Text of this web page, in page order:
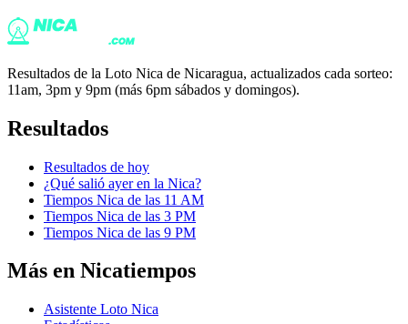
Resultados de la Loto Nica de Nicaragua, actualizados cada sorteo:
11am, 3pm y 9pm (más 6pm sábados y domingos).
Resultados
Resultados de hoy
¿Qué salió ayer en la Nica?
Tiempos Nica de las 11 AM
Tiempos Nica de las 3 PM
Tiempos Nica de las 9 PM
Más en Nicatiempos
Asistente Loto Nica